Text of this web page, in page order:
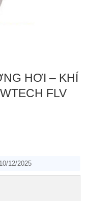
HƠI – KHÍ
FLV
12/2025